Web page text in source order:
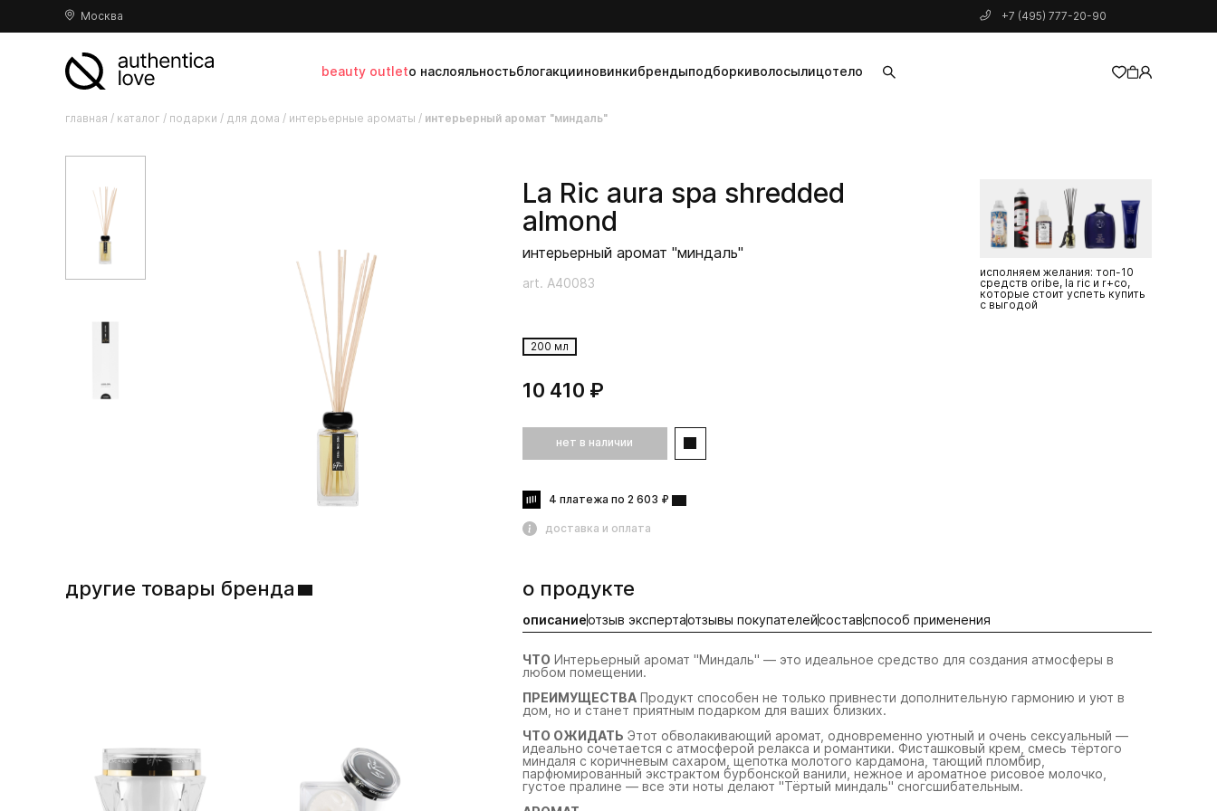
Москва +7 (495) 777-20-90
beauty outletо наслояльностьблогакцииновинкибрендыподборкиволосылицотело
главная / каталог / подарки / для дома / интерьерные ароматы / интерьерный аромат "миндаль"
La Ric aura spa shredded
almond
интерьерный аромат "миндаль"
art. A40083
200 мл
10 410 ₽
нет в наличии
4 платежа по 2 603 ₽
доставка и оплата
исполняем желания: топ-10
средств oribe, la ric и r+co,
которые стоит успеть купить
с выгодой
другие товары бренда о продукте
описание
ЧТО Интерьерный аромат "Миндаль" — это идеальное средство для создания атмосферы в
любом помещении.
ПРЕИМУЩЕСТВА Продукт способен не только привнести дополнительную гармонию и уют в
дом, но и станет приятным подарком для ваших близких.
ЧТО ОЖИДАТЬ Этот обволакивающий аромат, одновременно уютный и очень сексуальный —
идеально сочетается с атмосферой релакса и романтики. Фисташковый крем, смесь тёртого
миндаля с коричневым сахаром, щепотка молотого кардамона, тающий пломбир,
парфюмированный экстрактом бурбонской ванили, нежное и ароматное рисовое молочко,
густое пралине — все эти ноты делают "Тёртый миндаль" сногсшибательным.
отзыв экспертаотзывы покупателейсоставспособ применения